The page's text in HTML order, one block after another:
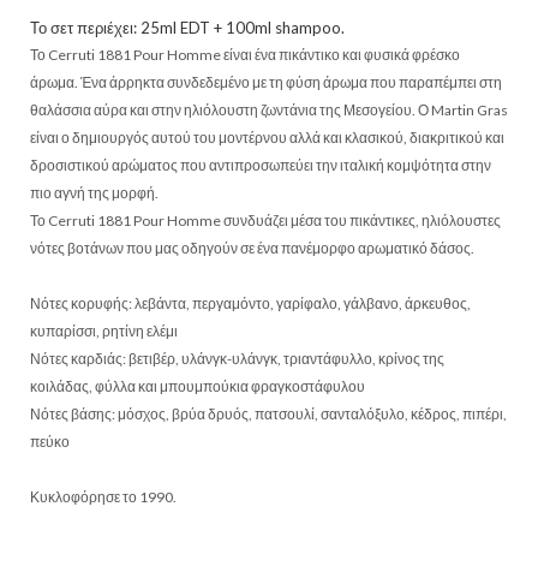
Το σετ περιέχει: 25ml EDT + 100ml shampoo.
Το Cerruti 1881 Pour Homme είναι ένα πικάντικο και φυσικά φρέσκο
άρωμα. Ένα άρρηκτα συνδεδεμένο με τη φύση άρωμα που παραπέμπει στη
θαλάσσια αύρα και στην ηλιόλουστη ζωντάνια της Μεσογείου. Ο Martin Gras
είναι ο δημιουργός αυτού του μοντέρνου αλλά και κλασικού, διακριτικού και
δροσιστικού αρώματος που αντιπροσωπεύει την ιταλική κομψότητα στην
πιο αγνή της μορφή.
То Cerruti 1881 Pour Homme συνδυάζει μέσα του πικάντικες, ηλιόλουστες
νότες βοτάνων που μας οδηγούν σε ένα πανέμορφο αρωματικό δάσος.
Νότες κορυφής: λεβάντα, περγαμόντο, γαρίφαλο, γάλβανο, άρκευθος,
κυπαρίσσι, ρητίνη ελέμι
Νότες καρδιάς: βετιβέρ, υλάνγκ-υλάνγκ, τριαντάφυλλο, κρίνος της
κοιλάδας, φύλλα και μπουμπούκια φραγκοστάφυλου
Νότες βάσης: μόσχος, βρύα δρυός, πατσουλί, σανταλόξυλο, κέδρος, πιπέρι,
πεύκο
Κυκλοφόρησε το 1990.